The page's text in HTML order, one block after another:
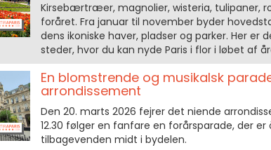
Kirsebærtræer, magnolier, wisteria, tulipaner,
foråret. Fra januar til november byder
dens ikoniske haver, pladser og parker. Her
steder, hvor du kan nyde Paris i flor i løbet af
En blomstrende og musikalsk
arrondissement
Den 20. marts 2026 fejrer det niende
12.30 følger en fanfare en forårsparade, der
tilbagevenden midt i bydelen.